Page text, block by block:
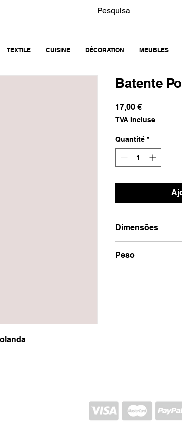
TEXTILE CUISINE DÉCORATION MEUBLES
Batente
17,00 €Prix
TVA Incluse
Quantité *
Dimensões
Peso